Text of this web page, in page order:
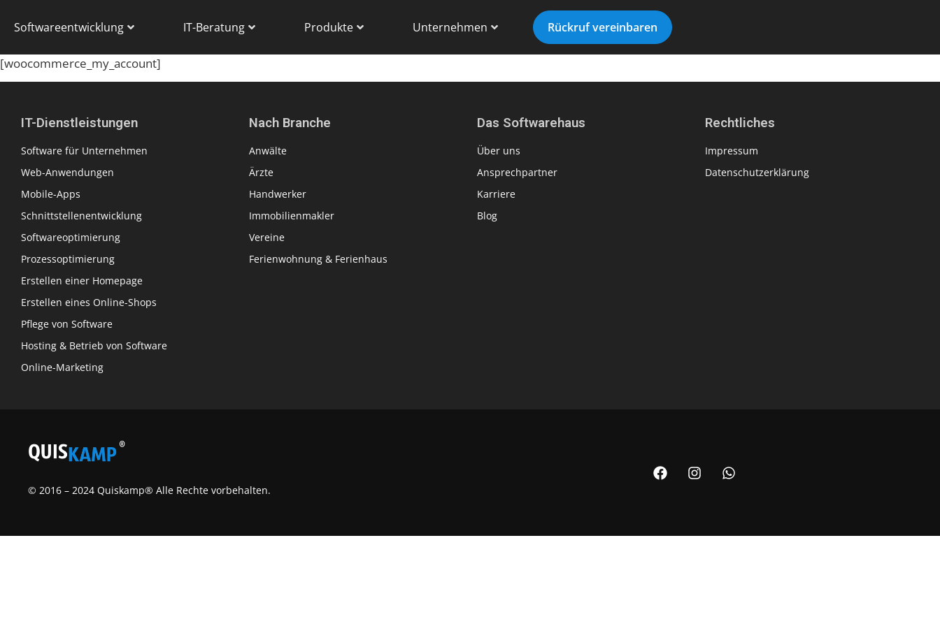
Softwareentwicklung IT-Beratung Produkte Unternehmen Rückruf vereinbaren
[woocommerce_my_account]
IT-Dienstleistungen
Software für Unternehmen
Web-Anwendungen
Mobile-Apps
Schnittstellenentwicklung
Softwareoptimierung
Prozessoptimierung
Erstellen einer Homepage
Erstellen eines Online-Shops
Pflege von Software
Hosting & Betrieb von Software
Online-Marketing
Nach Branche
Anwälte
Ärzte
Handwerker
Immobilienmakler
Vereine
Ferienwohnung & Ferienhaus
Das Softwarehaus
Über uns
Ansprechpartner
Karriere
Blog
Rechtliches
Impressum
Datenschutzerklärung
© 2016 – 2024 Quiskamp® Alle Rechte vorbehalten.